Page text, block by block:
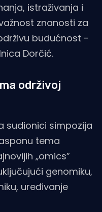
istraživanja i
znanosti za
budućnost -
Dorčić.
održivoj
sudionici simpozija
tema
„omics”
genomiku,
uređivanje